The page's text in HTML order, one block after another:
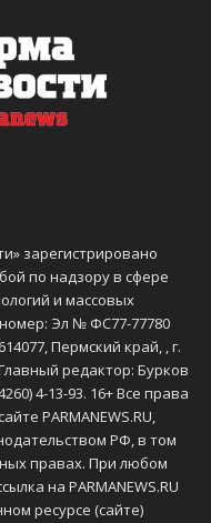
зарегистрировано
по надзору в сфере
и массовых
Эл № ФС77-77780
Пермский край, , г.
редактор: Бурков
4-13-93. 16+ Все права
PARMANEWS.RU,
РФ, в том
правах. При любом
на PARMANEWS.RU
ресурсе (сайте)